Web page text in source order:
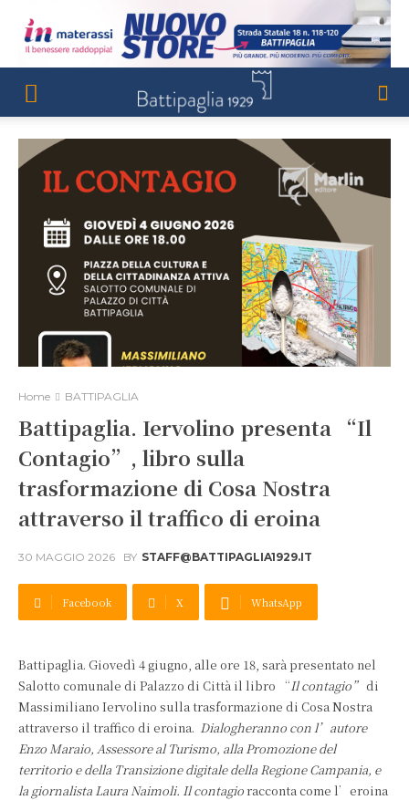
Home BATTIPAGLIA
Battipaglia. Iervolino presenta “Il
Contagio”, libro sulla
trasformazione di Cosa Nostra
attraverso il traffico di eroina
30 MAGGIO 2026 BY STAFF@BATTIPAGLIA1929.IT
Facebook X WhatsApp
Battipaglia. Giovedì 4 giugno, alle ore 18, sarà presentato nel
Salotto comunale di Palazzo di Città il libro “Il contagio” di
Massimiliano Iervolino sulla trasformazione di Cosa Nostra
attraverso il traffico di eroina. Dialogheranno con l’autore
Enzo Maraio, Assessore al Turismo, alla Promozione del
territorio e della Transizione digitale della Regione Campania, e
la giornalista Laura Naimoli. Il contagioracconta come l’eroina